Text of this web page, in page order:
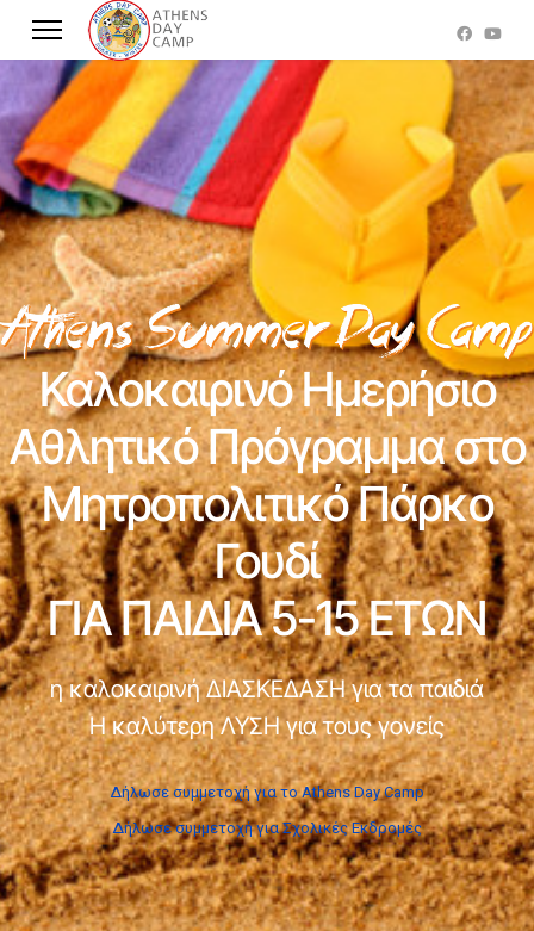
Καλοκαιρινό Ημερήσιο
Αθλητικό Πρόγραμμα στο
Μητροπολιτικό Πάρκο
Γουδί
ΓΙΑ ΠΑΙΔΙΑ 5-15 ΕΤΩΝ
η καλοκαιρινή ΔΙΑΣΚΕΔΑΣΗ για τα παιδιά
Η καλύτερη ΛΥΣΗ για τους γονείς
Δήλωσε συμμετοχή για το Athens Day Camp
Δήλωσε συμμετοχή για Σχολικές Εκδρομές